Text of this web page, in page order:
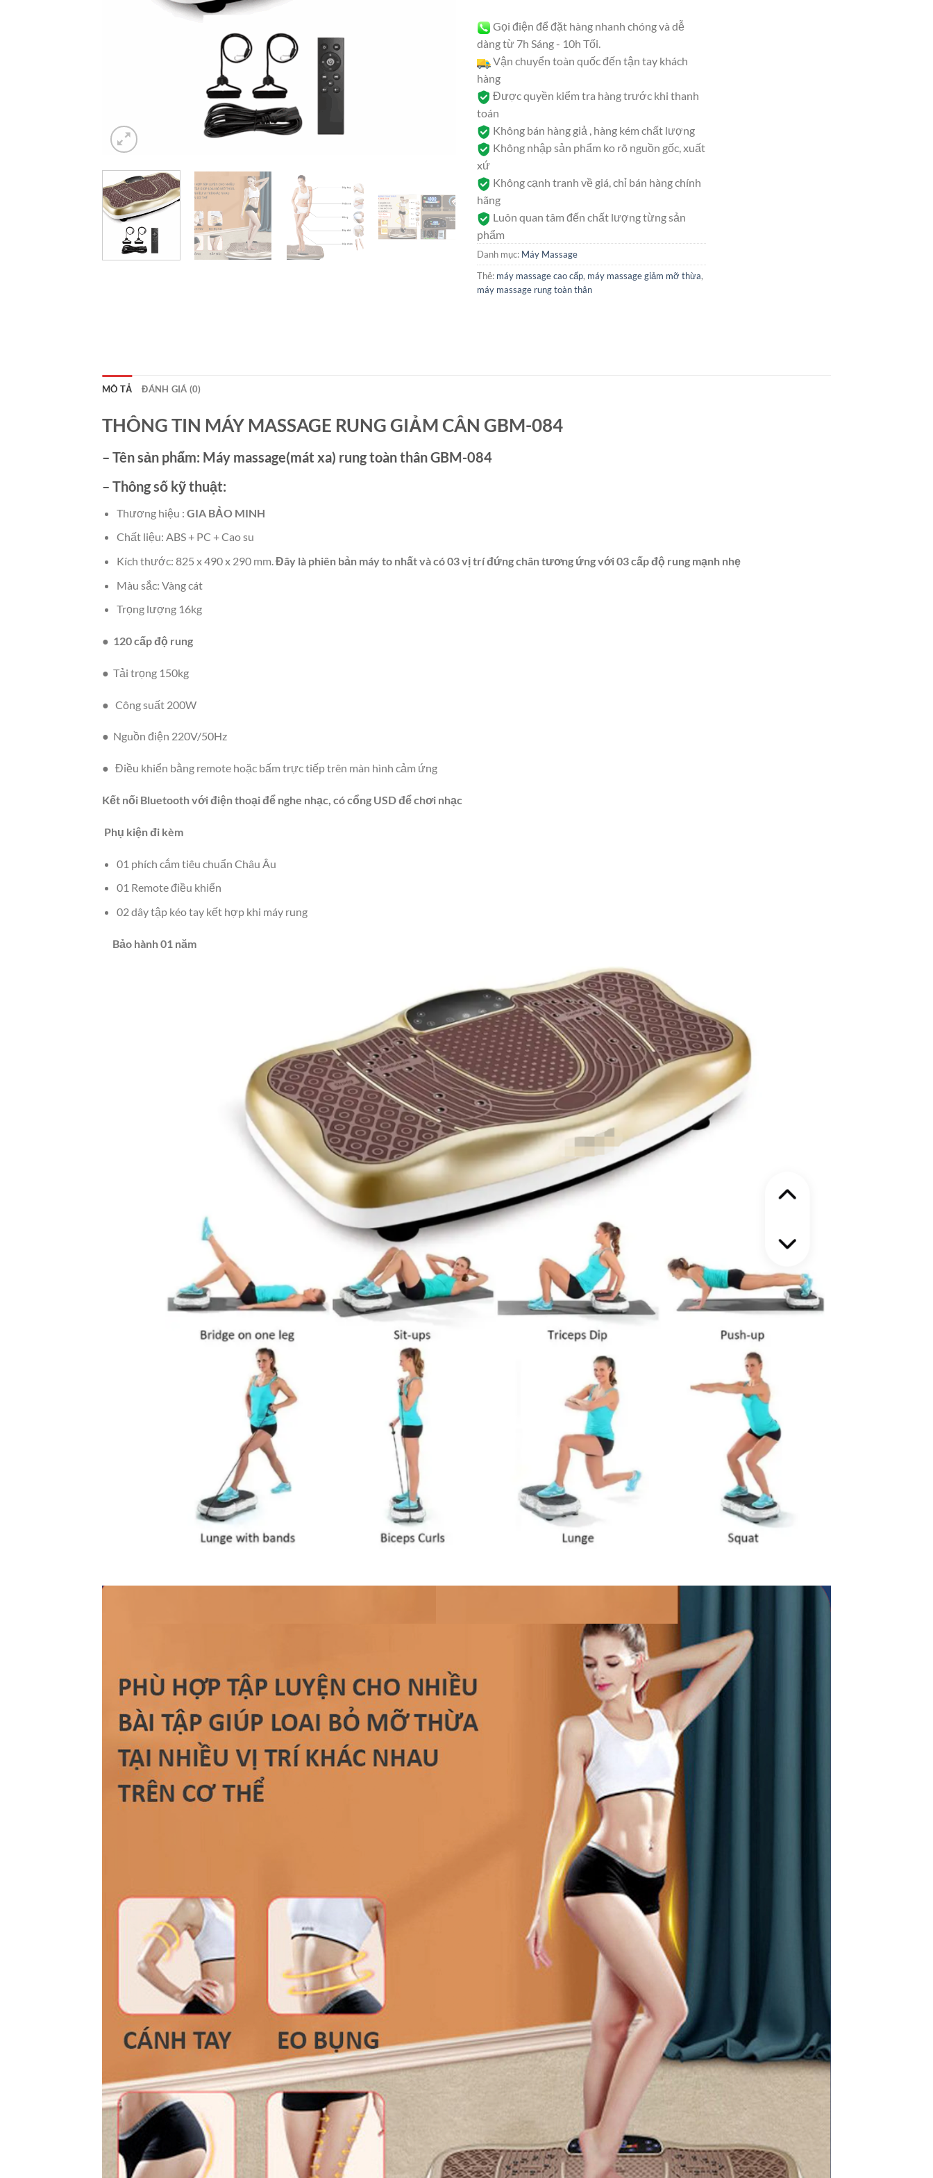
Gọi điện để đặt hàng nhanh chóng và dễ
dàng từ 7h Sáng - 10h Tối.
Vận chuyển toàn quốc đến tận tay khách
hàng
Được quyền kiểm tra hàng trước khi thanh
toán
Không bán hàng giả , hàng kém chất lượng
Không nhập sản phẩm ko rõ nguồn gốc, xuất
xứ
Không cạnh tranh về giá, chỉ bán hàng chính
hãng
Luôn quan tâm đến chất lượng từng sản
phẩm
Danh mục: Máy Massage
Thẻ: máy massage cao cấp, máy massage giảm mỡ thừa,
máy massage rung toàn thân
MÔ TẢ ĐÁNH GIÁ (0)
THÔNG TIN MÁY MASSAGE RUNG GIẢM CÂN GBM-084
– Tên sản phẩm: Máy massage(mát xa) rung toàn thân GBM-084
– Thông số kỹ thuật:
Thương hiệu : GIA BẢO MINH
Chất liệu: ABS + PC + Cao su
Kích thước: 825 x 490 x 290 mm.Đây là phiên bản máy to nhất và có 03 vị trí đứng chân tương ứng với 03 cấp độ rung mạnh nhẹ
Màu sắc: Vàng cát
Trọng lượng 16kg
● 120 cấp độ rung
● Tải trọng 150kg
● Công suất 200W
● Nguồn điện 220V/50Hz
● Điều khiển bằng remote hoặc bấm trực tiếp trên màn hình cảm ứng
Kết nối Bluetooth với điện thoại để nghe nhạc, có cổng USD để chơi nhạc
Phụ kiện đi kèm
01 phích cắm tiêu chuẩn Châu Âu
01 Remote điều khiển
02 dây tập kéo tay kết hợp khi máy rung​
Bảo hành 01 năm